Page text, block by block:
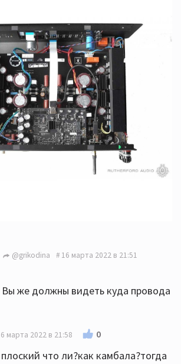
@grikodina 16 марта 2022 в 21:51
же должны видеть куда провода
марта 2022 в 21:58 0
что ли?как камбала?тогда